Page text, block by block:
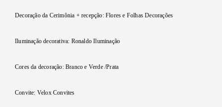
Decoração da Cerimônia + recepção: Flores e Folhas Decorações
Iluminação decorativa: Ronaldo Iluminação
Cores da decoração: Branco e Verde /Prata
Convite: Velox Convites